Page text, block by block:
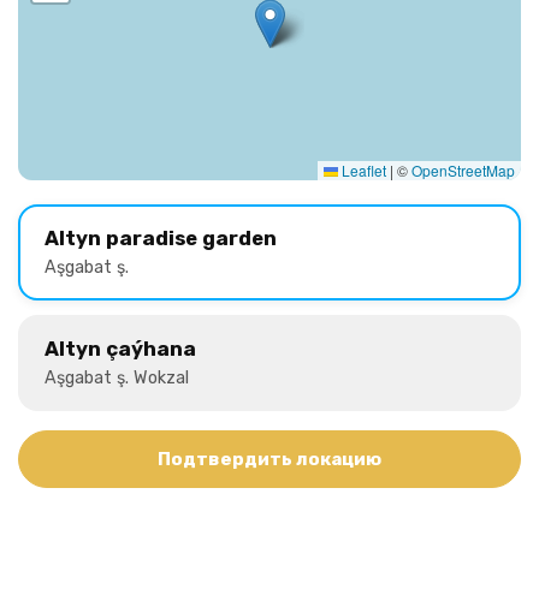
Leaflet | ©OpenStreetMap
Altyn paradise garden
Aşgabat ş.
Altyn çaýhana
Aşgabat ş. Wokzal
Подтвердить локацию